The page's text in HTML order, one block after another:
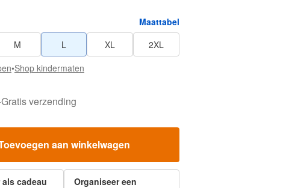
Maattabel
M L XL
2XL
•Shop kindermaten
Gratis verzending
aan winkelwagen
cadeau
Organiseer een